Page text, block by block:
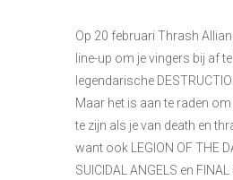
Op 20 februari Thrash
line-up om je vingers bij af
legendarische
Maar het is aan te raden
te zijn als je van death en
want ook LEGION OF THE
SUICIDAL ANGELS en FINAL